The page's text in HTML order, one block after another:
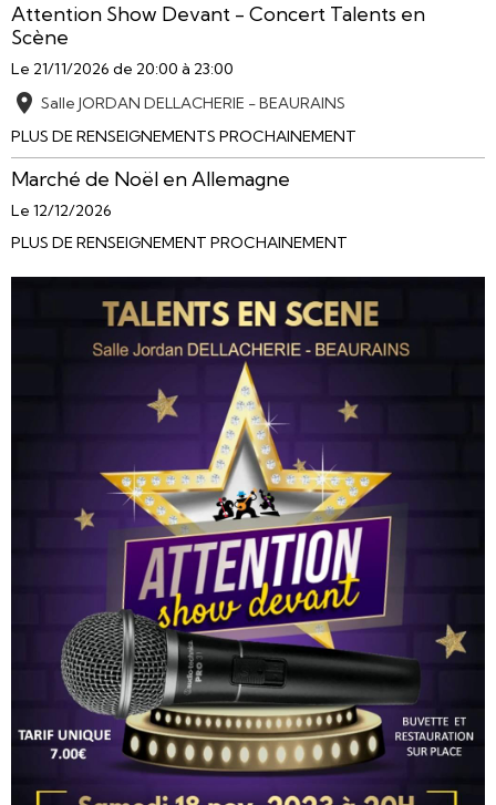
Attention Show Devant - Concert Talents en
Scène
Le 21/11/2026 de 20:00 à 23:00
Salle JORDAN DELLACHERIE - BEAURAINS
PLUS DE RENSEIGNEMENTS PROCHAINEMENT
Marché de Noël en Allemagne
Le 12/12/2026
PLUS DE RENSEIGNEMENT PROCHAINEMENT